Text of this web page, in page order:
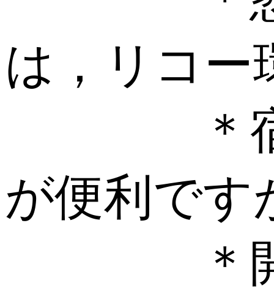
は，リコー
＊宿泊は
が便利です
＊開催